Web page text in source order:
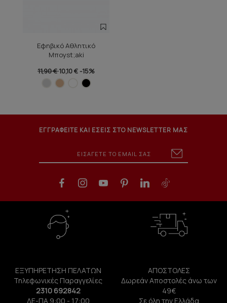
Εφηβικό Αθλητικό
Μποyst;aki
11,90 €10,10 € -15%
ΕΓΓΡΑΦΕΙΤΕ ΚΑΙ ΕΣΕΙΣ ΣΤΟ NEWSLETTER ΜΑΣ
ΕΞΥΠΗΡΕΤΗΣΗ ΠΕΛΑΤΩΝ
Τηλεφωνικές Παραγγελίες
2310 692842
ΔΕ-ΠΑ 9:00 - 17:00
ΑΠΟΣΤΟΛΕΣ
Δωρεάν Αποστολές άνω των
49€
Σε όλη την Ελλάδα